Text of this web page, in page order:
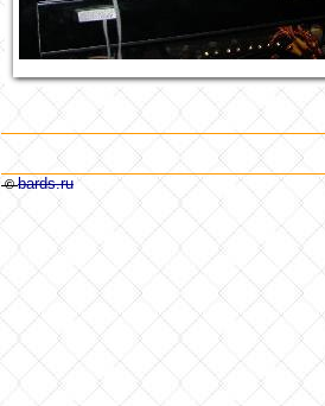
©bards.ru